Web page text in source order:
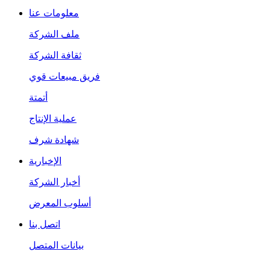
معلومات عنا
ملف الشركة
ثقافة الشركة
فريق مبيعات قوي
أتمتة
عملية الإنتاج
شهادة شرف
الإخبارية
أخبار الشركة
أسلوب المعرض
اتصل بنا
بيانات المتصل